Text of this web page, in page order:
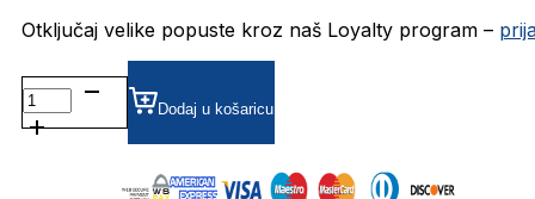
Otključaj velike popuste kroz naš Loyalty program –
KALEOSOPPENHEIMER1 SUNČANE
NAOČALE
KALEOS
Dodaj u košaricu